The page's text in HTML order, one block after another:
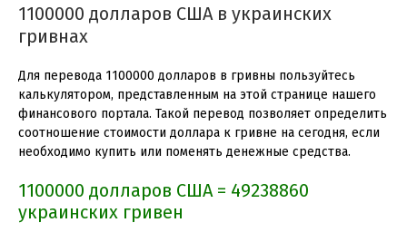
1100000 долларов США в украинских
гривнах
Для перевода 1100000 долларов в гривны пользуйтесь
калькулятором, представленным на этой странице нашего
финансового портала. Такой перевод позволяет определить
соотношение стоимости доллара к гривне на сегодня, если
необходимо купить или поменять денежные средства.
1100000 долларов США = 49238860
украинских гривен